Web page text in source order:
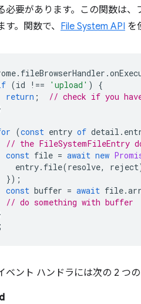
必要があります。この関数は
す。関数で、 File System API を
. fileBrowserHandler .
(id !== 'upload' )
{
return ;
// check if you
(const entry of detail .
// the FileSystemFileEntry
const file = await new
entry. file(resolve, reject
});
const buffer = await file.
// do something with buffer
ベント ハンドラには次の 2 つの